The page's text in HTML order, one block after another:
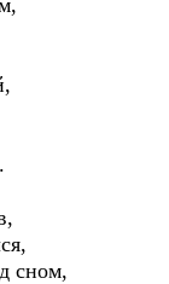
сном,